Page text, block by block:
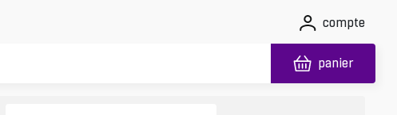
compte
panier